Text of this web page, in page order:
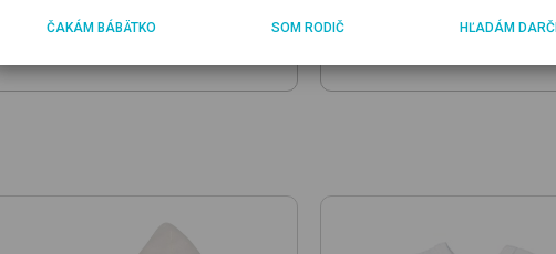
ČAKÁM BÁBÄTKO SOM RODIČ HĽADÁM